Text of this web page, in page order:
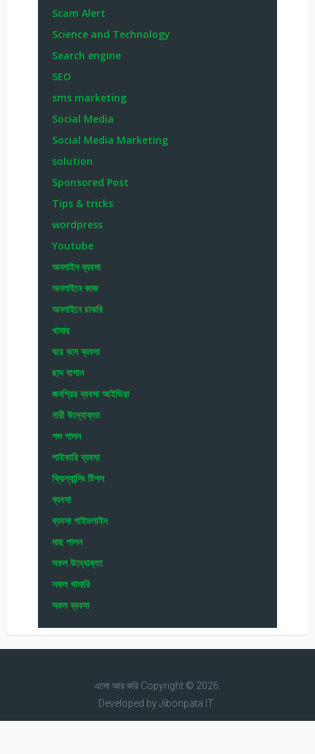
Scam Alert
Science and Technology
Search engine
SEO
sms marketing
Social Media
Social Media Marketing
solution
Sponsored Post
Tips & tricks
wordpress
Youtube
অনলাইন ব্যবসা
অনলাইনে কাজ
অনলাইনে চাকরি
খামার
ঘরে বসে ব্যবসা
ছাদ বাগান
জনপ্রিয় ব্যবসা আইডিয়া
নারী উদ্যোক্তা
পশু পালন
পাইকারি ব্যবসা
ফ্রিল্যান্সিং টিপস
ব্যবসা
ব্যবসা গাইডলাইন
মাছ পালন
সফল উদ্যোক্তা
সফল খামারি
সফল ব্যবসা
এসো আয় করিCopyright © 2026.
Developed byJibonpata IT